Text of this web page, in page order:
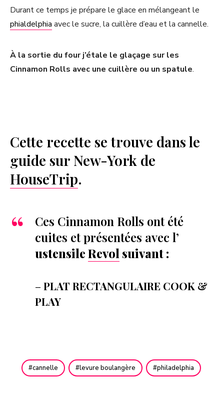
Durant ce temps je prépare le glace en mélangeant le
phialdelphia avec le sucre, la cuillère d’eau et la cannelle.
À la sortie du four j’étale le glaçage sur les
Cinnamon Rolls avec une cuillère ou un spatule.
Cette recette se trouve dans le
guide sur New-York de
HouseTrip.
Ces Cinnamon Rolls ont été
cuites et présentées avec l’
ustensileRevol suivant :
– PLAT RECTANGULAIRE COOK &
PLAY
cannelle levure boulangère philadelphia